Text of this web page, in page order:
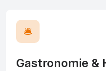
🛎️
Gastronomie &